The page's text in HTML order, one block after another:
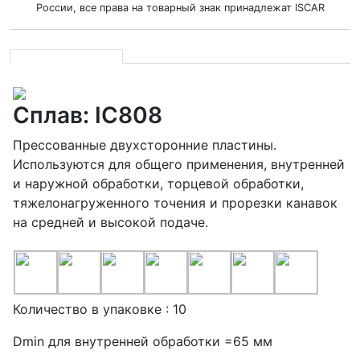
России, все права на товарный знак принадлежат ISCAR
Сплав: IC808
Прессованные двухсторонние пластины.
Используются для общего применения, внутренней
и наружной обработки, торцевой обработки,
тяжелонагруженного точения и прорезки канавок
на средней и высокой подаче.
Количество в упаковке : 10
Dmin для внутренней обработки =65 мм